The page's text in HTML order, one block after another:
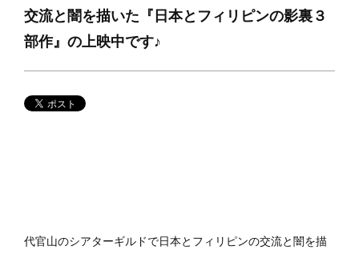
交流と闇を描いた『日本とフィリピンの影裏３
部作』の上映中です♪
代官山のシアターギルドで日本とフィリピンの交流と闇を描